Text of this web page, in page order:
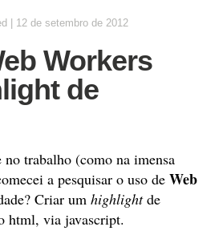
12 de setembro de 2012
Workers
de
no trabalho (como na imensa
a pesquisar o uso de Web
Criar um highlightde
html, via javascript.